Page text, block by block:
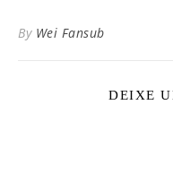
By Wei Fansub
DEIXE